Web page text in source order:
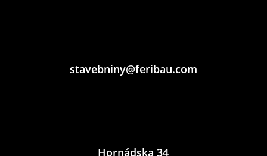
stavebniny@feribau.com
Hornádska 34